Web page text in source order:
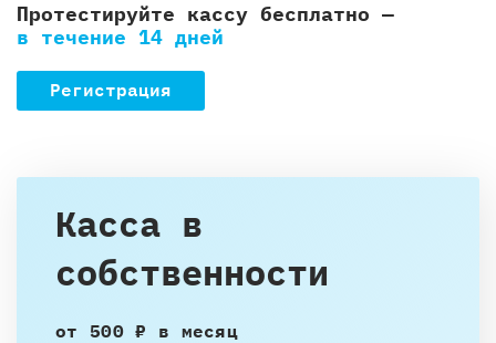
Протестируйте кассу бесплатно —
в течение 14 дней
Регистрация
Касса в
собственности
от 500 ₽ в месяц